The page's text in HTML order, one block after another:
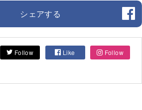
シェアする
Follow Like Follow